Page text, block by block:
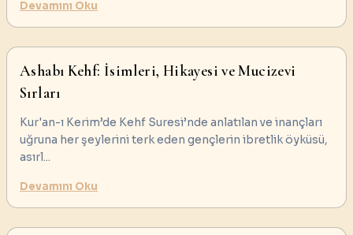
Devamını Oku
Ashabı Kehf: İsimleri, Hikayesi ve Mucizevi
Sırları
Kur'an-ı Kerim’de Kehf Suresi’nde anlatılan ve inançları
uğruna her şeylerini terk eden gençlerin ibretlik öyküsü,
asırl...
Devamını Oku